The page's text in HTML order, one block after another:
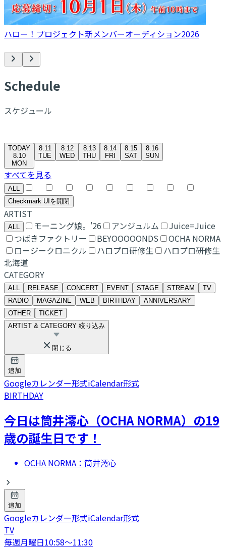
ハロー！プロジェクト新メンバーオーディション2026
Schedule
スケジュール
TODAY
8.10
MON
8.11
TUE
8.12
WED
8.13
THU
8.14
FRI
8.15
SAT
8.16
SUN
すべてを見る
ALL
Checkmark UIを開閉
ARTIST
ALL モーニング娘。'26 アンジュルム
Juice=Juice
つばきファクトリー
BEYOOOOONDS
OCHA NORMA
ロージークロニクル
ハロプロ研修生
ハロプロ研修生
北海道
CATEGORY
ALL RELEASE CONCERT EVENT STAGE STREAM
TV
RADIO
MAGAZINE WEB BIRTHDAY
ANNIVERSARY
OTHER
TICKET
ARTIST & CATEGORY 絞り込み
閉じる
追加
Googleカレンダー形式iCalendar形式
BIRTHDAY
今日は筒井澪心（OCHA NORMA）の19
歳の誕生日です！
OCHA NORMA：筒井澪心
追加
Googleカレンダー形式iCalendar形式
TV
毎週月曜日10:58〜11:30